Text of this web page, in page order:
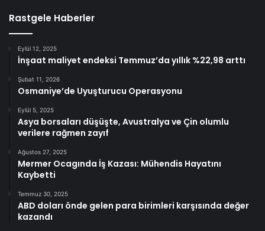
Rastgele Haberler
Eylül 12, 2025
İnşaat maliyet endeksi Temmuz’da yıllık %22,98 arttı
Şubat 11, 2026
Osmaniye’de Uyuşturucu Operasyonu
Eylül 5, 2025
Asya borsaları düşüşte, Avustralya ve Çin olumlu
verilere rağmen zayıf
Ağustos 27, 2025
Mermer Ocagında İş Kazası: Mühendis Hayatını
Kaybetti
Temmuz 30, 2025
ABD doları önde gelen para birimleri karşısında değer
kazandı